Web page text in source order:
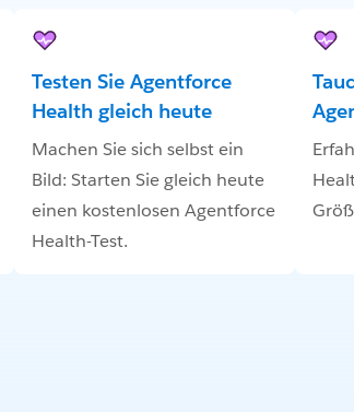
Testen Sie Agentforce
Health gleich heute
Machen Sie sich selbst ein
Bild: Starten Sie gleich heute
einen kostenlosen Agentforce
Health-Test.